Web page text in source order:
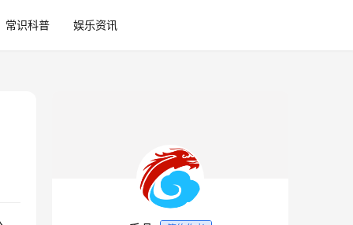
常识科普 娱乐资讯